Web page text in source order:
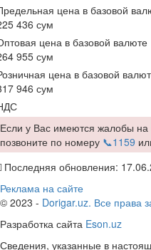
цена в базовой
436 сум
цена в базовой валюте
955 сум
цена в базовой
946 сум
Если у Вас имеются жалобы на
позвоните по номеру 📞1159
Последняя обновления:
Реклама на сайте
© 2023 - Dorigar.uz. Все права
Разработка сайта Eson.uz
Сведения, указанные в